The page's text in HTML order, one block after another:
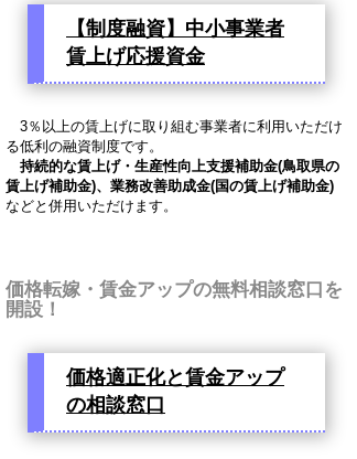
【制度融資】中小事業者
賃上げ応援資金
3％以上の賃上げに取り組む事業者に利用いただけ
る低利の融資制度です。
持続的な賃上げ・生産性向上支援補助金(鳥取県の
賃上げ補助金)、業務改善助成金(国の賃上げ補助金)
などと併用いただけます。
価格転嫁・賃金アップの無料相談窓口を
開設！
価格適正化と賃金アップ
の相談窓口